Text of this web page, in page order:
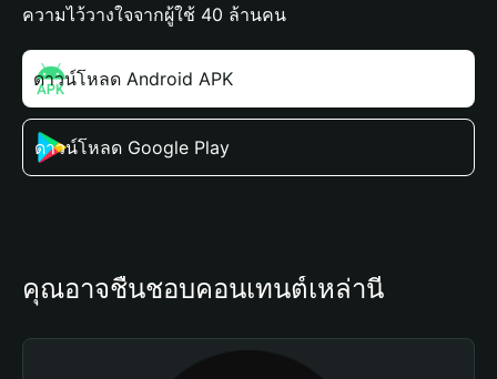
ความไว้วางใจจากผู้ใช้ 40 ล้านคน
ดาวน์โหลด Android APK
ดาวน์โหลด Google Play
คุณอาจชื่นชอบคอนเทนต์เหล่านี้